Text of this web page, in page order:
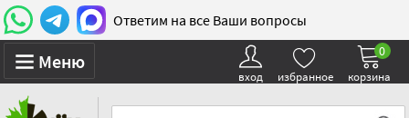
Ответим на все Ваши вопросы
Меню
вход избранное корзина
0